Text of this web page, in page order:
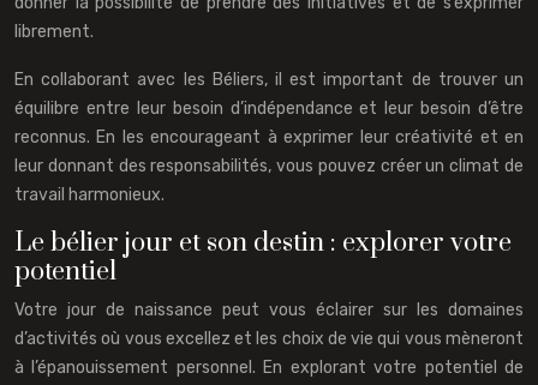
librement.
En collaborant avec les Béliers, il est important de trouver un
équilibre entre leur besoin d’indépendance et leur besoin d’être
reconnus. En les encourageant à exprimer leur créativité et en
leur donnant des responsabilités, vous pouvez créer un climat de
travail harmonieux.
Le bélier jour et son destin : explorer votre
potentiel
Votre jour de naissance peut vous éclairer sur les domaines
d’activités où vous excellez et les choix de vie qui vous mèneront
à l’épanouissement personnel. En explorant votre potentiel de